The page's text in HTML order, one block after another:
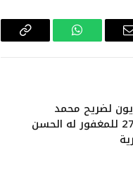
البريد
واتساب
Copy
لضريح محمد
الخامس وإحياء الذكرى 27 للمغفور له الحسن